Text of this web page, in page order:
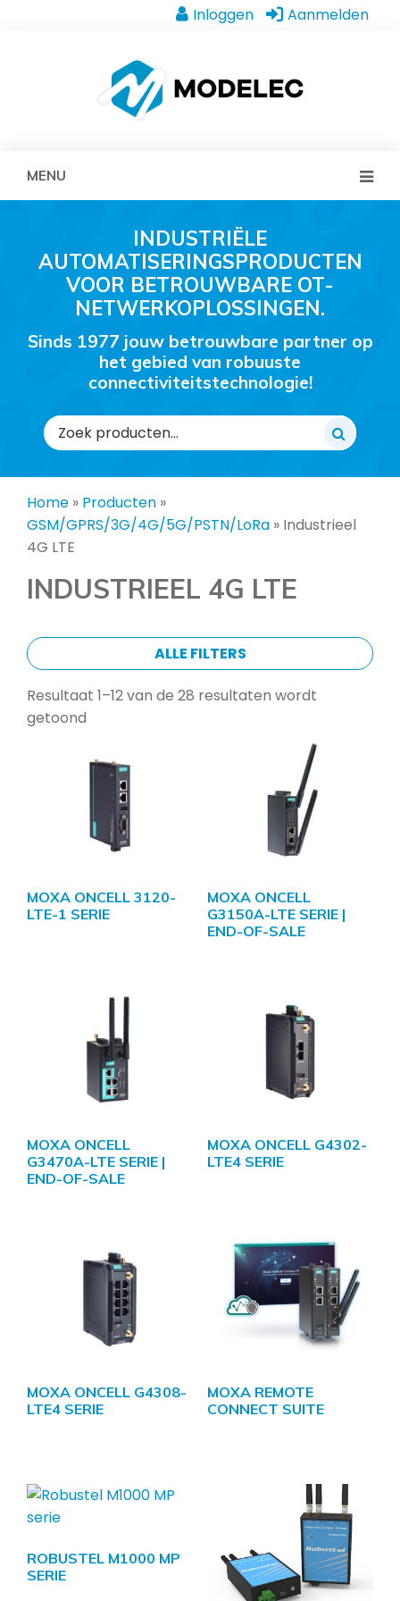
Inloggen Aanmelden
MENU
INDUSTRIËLE
AUTOMATISERINGSPRODUCTEN
VOOR BETROUWBARE OT-
NETWERKOPLOSSINGEN.
Sinds 1977 jouw betrouwbare partner op
het gebied van robuuste
connectiviteitstechnologie!
Zoeken
naar:
Home » Producten »
GSM/GPRS/3G/4G/5G/PSTN/LoRa » Industrieel
4G LTE
INDUSTRIEEL 4G LTE
ALLE FILTERS
Resultaat 1–12 van de 28 resultaten wordt
getoond
MOXA ONCELL 3120-
LTE-1 SERIE
MOXA ONCELL
G3150A-LTE SERIE |
END-OF-SALE
MOXA ONCELL
G3470A-LTE SERIE |
END-OF-SALE
MOXA ONCELL G4302-
LTE4 SERIE
MOXA ONCELL G4308-
LTE4 SERIE
MOXA REMOTE
CONNECT SUITE
ROBUSTEL M1000 MP
SERIE